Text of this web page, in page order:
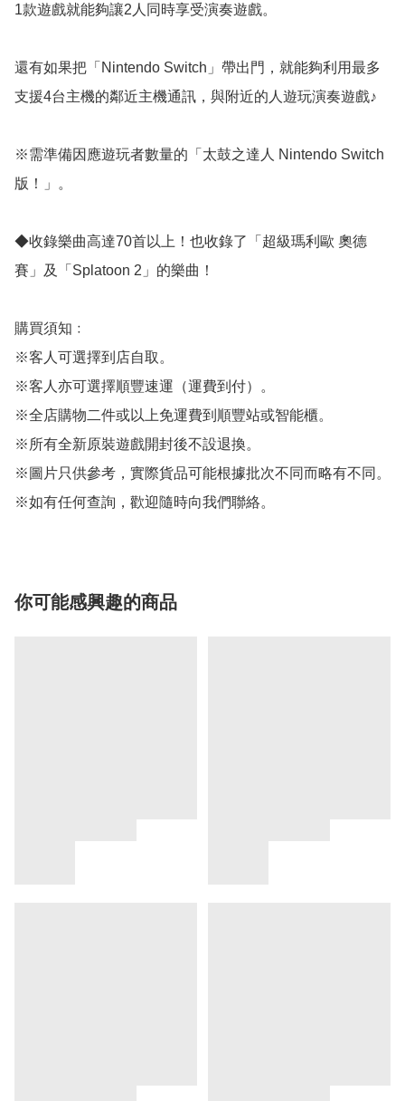
1款遊戲就能夠讓2人同時享受演奏遊戲。
還有如果把「Nintendo Switch」帶出門，就能夠利用最多
支援4台主機的鄰近主機通訊，與附近的人遊玩演奏遊戲♪
※需準備因應遊玩者數量的「太鼓之達人 Nintendo Switch
版！」。
◆收錄樂曲高達70首以上！也收錄了「超級瑪利歐 奧德
賽」及「Splatoon 2」的樂曲！
購買須知﹕
※客人可選擇到店自取。
※客人亦可選擇順豐速運（運費到付）。
※全店購物二件或以上免運費到順豐站或智能櫃。
※所有全新原裝遊戲開封後不設退換。
※圖片只供參考，實際貨品可能根據批次不同而略有不同。
※如有任何查詢，歡迎隨時向我們聯絡。
你可能感興趣的商品